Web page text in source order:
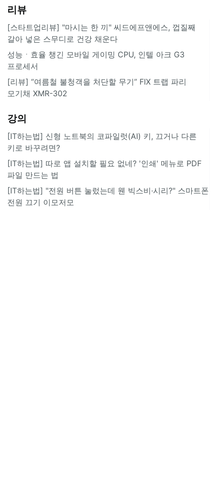
리뷰
[스타트업리뷰] "마시는 한 끼" 씨드에프앤에스, 껍질째
갈아 넣은 스무디로 건강 채운다
성능ㆍ효율 챙긴 모바일 게이밍 CPU, 인텔 아크 G3
프로세서
[리뷰] “여름철 불청객을 처단할 무기” FIX 트랩 파리
모기채 XMR-302
강의
[IT하는법] 신형 노트북의 코파일럿(AI) 키, 끄거나 다른
키로 바꾸려면?
[IT하는법] 따로 앱 설치할 필요 없네? '인쇄' 메뉴로 PDF
파일 만드는 법
[IT하는법] "전원 버튼 눌렀는데 웬 빅스비·시리?" 스마트폰
전원 끄기 이모저모